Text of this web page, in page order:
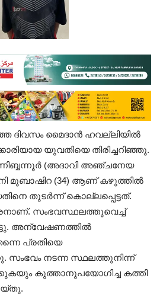
ദിവസം മൈദാൻ ഹവല്ലിയിൽ
യുവതിയെ തിരിച്ചറിഞ്ഞു.
(അദാവി അഞ്ചനേയ
മുബാഷിറ (34) ആണ് കഴുത്തിൽ
തുടർന്ന് കൊല്ലപ്പെട്ടത്.
സംഭവസ്ഥലത്തുവെച്ച്
അന്വേഷണത്തിൽ
പ്രതിയെ
സംഭവം നടന്ന സ്ഥലത്തുനിന്ന്
കുത്താനുപയോ​ഗിച്ച കത്തി